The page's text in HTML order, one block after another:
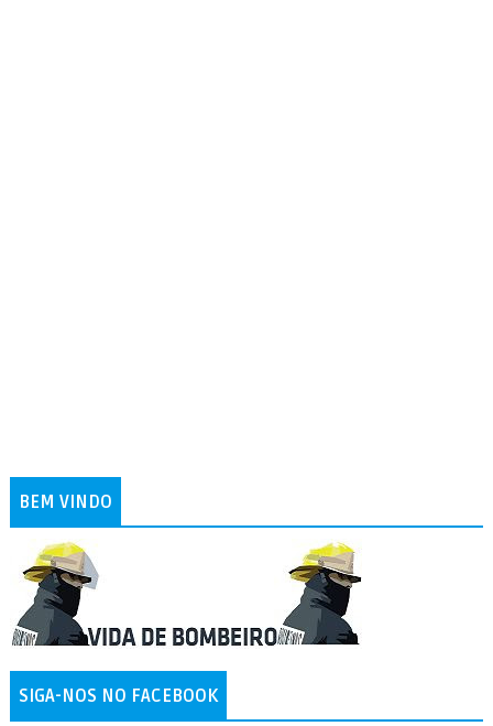
BEM VINDO
SIGA-NOS NO FACEBOOK